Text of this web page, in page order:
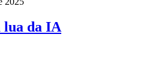
lua da IA